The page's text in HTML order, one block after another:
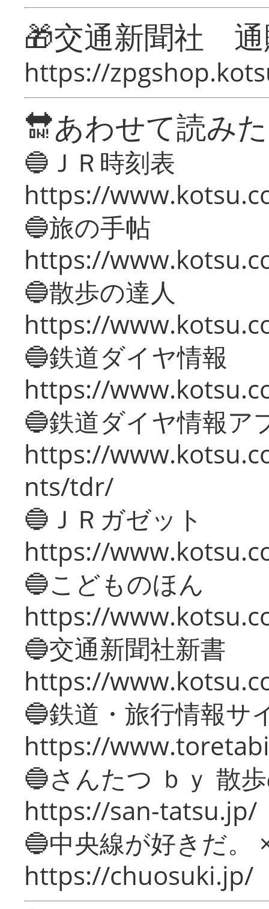
🎁交通新聞社
https://
🔛あわせて読み
🔵ＪＲ時刻表
https://
🔵旅の手帖
https://
🔵散歩の達人
https://
🔵鉄道ダイヤ情報
https://
🔵鉄道ダイヤ情報ア
https://
nts/tdr/
🔵ＪＲガゼット
https://
🔵こどものほん
https://
🔵交通新聞社新書
https://
🔵鉄道・旅行情報サ
https://
🔵さんたつ ｂｙ 散
https://san-tatsu.jp/
🔵中央線が好きだ。
https://chuosuki.jp/